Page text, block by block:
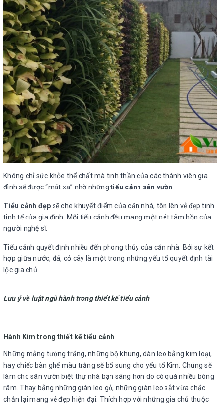
Không chỉ sức khỏe thể chất mà tinh thần của các thành viên gia
đình sẽ được “mát xa” nhờ những tiểu cảnh sân vườn
Tiểu cảnh đẹp sẽ che khuyết điểm của căn nhà, tôn lên vẻ đẹp tinh
tinh tế của gia đình. Mỗi tiểu cảnh đều mang một nét tâm hồn của
người nghệ sĩ.
Tiểu cảnh quyết định nhiều đến phong thủy của căn nhà. Bởi sự kết
hợp giữa nước, đá, cỏ cây là một trong những yếu tố quyết định tài
lộc gia chủ.
Lưu ý về luật ngũ hành trong thiết kế tiểu cảnh
Hành Kim trong thiết kế tiểu cảnh
Những mảng tường trắng, những bộ khung, dàn leo bằng kim loại,
hay chiếc bàn ghế màu trắng sẽ bổ sung cho yếu tố Kim. Chúng sẽ
làm cho sân vườn biệt thự nhà bạn sáng hơn do có quá nhiều bóng
râm. Thay bằng những giàn leo gỗ, những giàn leo sắt vừa chắc
chắn lại mang vẻ đẹp hiện đại. Thích hợp với những gia chủ thuộc